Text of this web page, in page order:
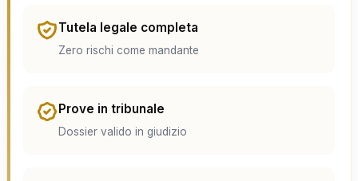
Tutela legale completa
Zero rischi come mandante
Prove in tribunale
Dossier valido in giudizio